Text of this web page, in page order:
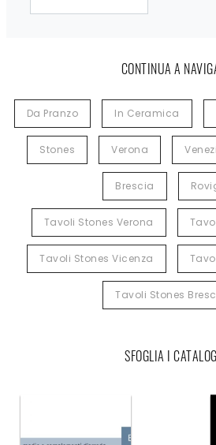
CONTINUA A
Da Pranzo In Ceramica
Stones Verona
Brescia
Tavoli Stones Verona
Tavoli Stones Vicenza
Tavoli Stones
SFOGLIA I